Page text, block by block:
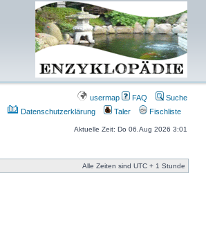
usermap FAQ
Suche
Datenschutzerklärung Taler Fischliste
Aktuelle Zeit: Do 06.Aug 2026 3:01
Alle Zeiten sind UTC + 1 Stunde